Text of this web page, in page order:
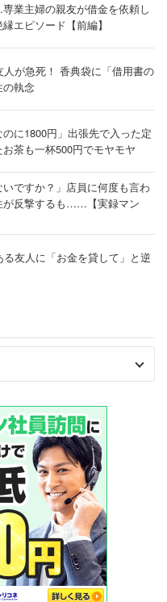
業主婦の親友が借金を依頼し
エピソード【前編】
が急死！ 香典袋に「借用書の
の執念
のに1800円」出張先で入った定
茶も一杯500円でモヤモヤ
いですか？」店員に何度も言わ
が反撃するも……【実録マン
友人に「お金を貸して」と逆